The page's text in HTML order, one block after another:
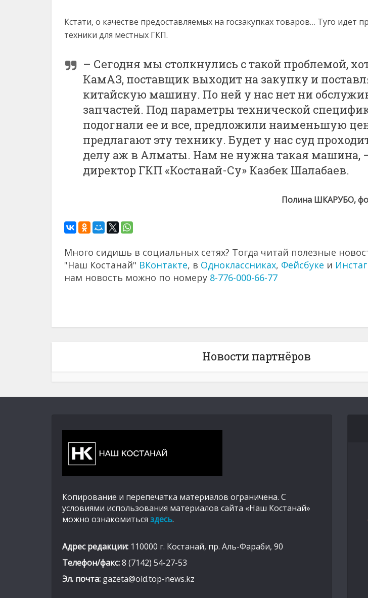
Кстати, о качестве предоставляемых на госзакупках товаров… Туго идет
техники для местных ГКП.
– Сегодня мы столкнулись с такой проблемой,
КамАЗ, поставщик выходит на закупку и
китайскую машину. По ней у нас нет ни
запчастей. Под параметры технической
подогнали ее и все, предложили наименьшую
предлагают эту технику. Будет у нас суд
делу аж в Алматы. Нам не нужна такая машина,
директор ГКП «Костанай-Су» Казбек Шалабаев.
Полина ШКАРУБО,
Много сидишь в социальных сетях? Тогда читай полезные
"Наш Костанай" ВКонтакте, в Одноклассниках, Фейсбуке и
нам новость можно по номеру 8-776-000-66-77
Новости партнёров
Копирование и перепечатка материалов ограничена. С
условиями использования материалов сайта «Наш Костанай»
можно ознакомиться здесь.
Адрес редакции: 110000 г. Костанай, пр. Аль-Фараби, 90
Телефон/факс:8 (7142) 54-27-53
Эл. почта: gazeta@old.top-news.kz